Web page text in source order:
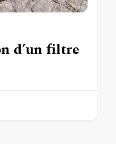
d’un filtre